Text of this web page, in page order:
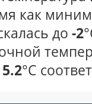
как
до -2
5.2°С